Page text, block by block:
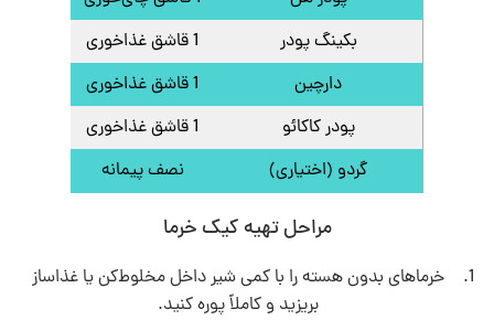
بکینگ پودر
1 قاشق غذاخوری
دارچین
1 قاشق غذاخوری
پودر کاکائو
1 قاشق غذاخوری
گردو (اختیاری)
نصف پیمانه
مراحل تهیه کیک خرما
خرماهای بدون هسته را با کمی شیر داخل مخلوط‌کن یا غذاساز
بریزید و کاملاً پوره کنید.